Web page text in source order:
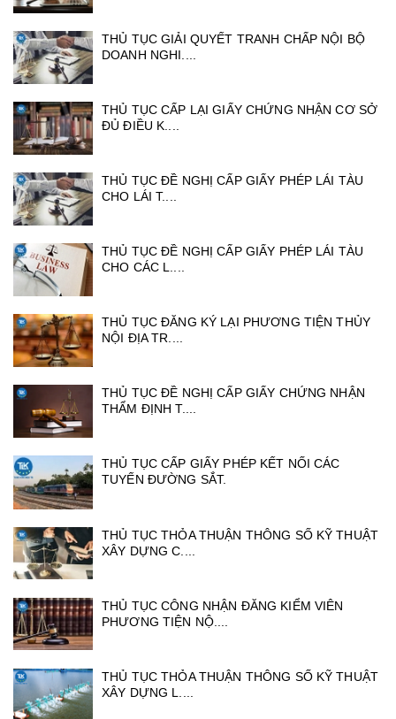
THỦ TỤC GIẢI QUYẾT TRANH CHẤP NỘI BỘ
DOANH NGHI....
THỦ TỤC CẤP LẠI GIẤY CHỨNG NHẬN CƠ SỞ
ĐỦ ĐIỀU K....
THỦ TỤC ĐỀ NGHỊ CẤP GIẤY PHÉP LÁI TÀU
CHO LÁI T....
THỦ TỤC ĐỀ NGHỊ CẤP GIẤY PHÉP LÁI TÀU
CHO CÁC L....
THỦ TỤC ĐĂNG KÝ LẠI PHƯƠNG TIỆN THỦY
NỘI ĐỊA TR....
THỦ TỤC ĐỀ NGHỊ CẤP GIẤY CHỨNG NHẬN
THẨM ĐỊNH T....
THỦ TỤC CẤP GIẤY PHÉP KẾT NỐI CÁC
TUYẾN ĐƯỜNG SẮT.
THỦ TỤC THỎA THUẬN THÔNG SỐ KỸ THUẬT
XÂY DỰNG C....
THỦ TỤC CÔNG NHẬN ĐĂNG KIỂM VIÊN
PHƯƠNG TIỆN NỘ....
THỦ TỤC THỎA THUẬN THÔNG SỐ KỸ THUẬT
XÂY DỰNG L....